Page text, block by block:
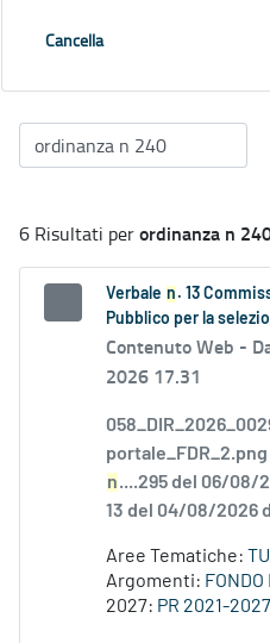
Cancella
6 Risultati perordinanza n
Verbale n . 13
Pubblico per la
Contenuto Web -
2026 17.31
n....295 del 06/08/
13 del 04/08/2026
Aree Tematiche:
Argomenti: FONDO
2027: PR 2021-2027